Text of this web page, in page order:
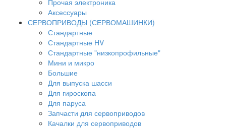
Прочая электроника
Аксессуары
СЕРВОПРИВОДЫ (СЕРВОМАШИНКИ)
Стандартные
Стандартные HV
Стандартные "низкопрофильные"
Мини и микро
Большие
Для выпуска шасси
Для гироскопа
Для паруса
Запчасти для сервоприводов
Качалки для сервоприводов